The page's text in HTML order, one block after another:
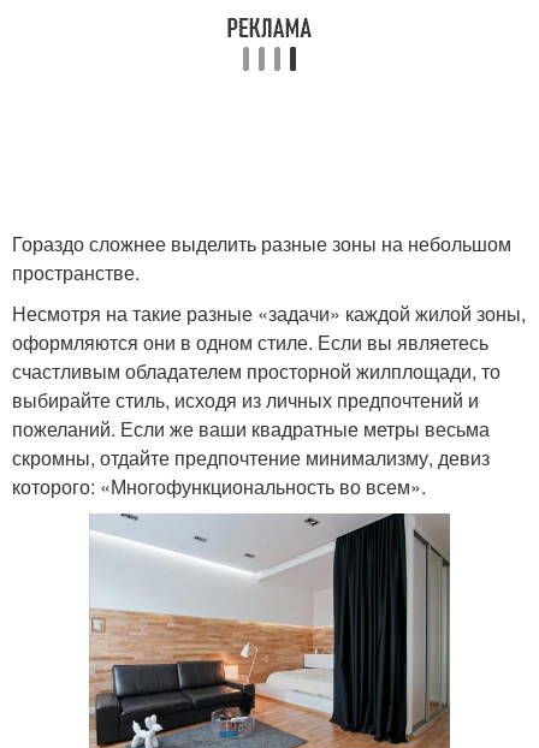
Гораздо сложнее выделить разные зоны на небольшом
пространстве.
Несмотря на такие разные «задачи» каждой жилой зоны,
оформляются они в одном стиле. Если вы являетесь
счастливым обладателем просторной жилплощади, то
выбирайте стиль, исходя из личных предпочтений и
пожеланий. Если же ваши квадратные метры весьма
скромны, отдайте предпочтение минимализму, девиз
которого: «Многофункциональность во всем».